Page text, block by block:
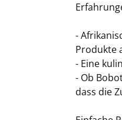
-
Produkte
- Eine
- Ob
dass die